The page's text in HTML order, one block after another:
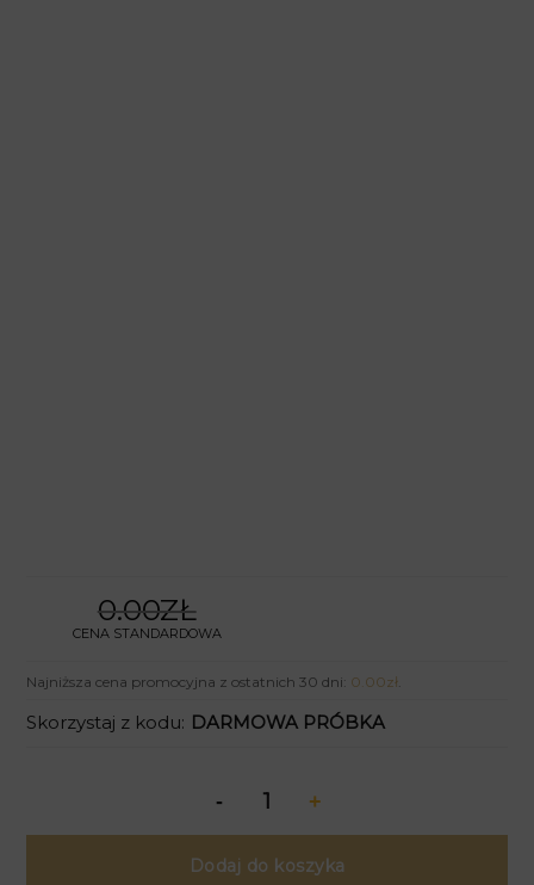
0.00ZŁ
CENA STANDARDOWA
Najniższa cena promocyjna z ostatnich 30 dni: 0.00zł
Skorzystaj z kodu: DARMOWA PRÓBKA
Dodaj do koszyka